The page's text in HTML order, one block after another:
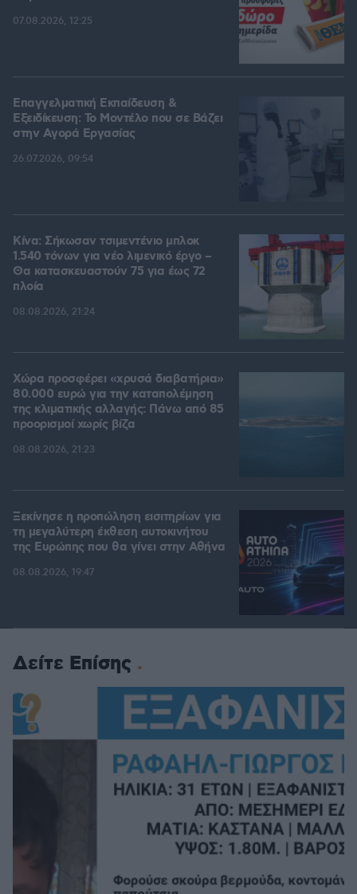
07.08.2026, 12:25
Επαγγελματική Εκπαίδευση &
Εξειδίκευση: Το Mοντέλο που σε Bάζει
στην Aγορά Eργασίας
26.07.2026, 09:54
Κίνα: Σήκωσαν τσιμεντένιο μπλοκ
1.540 τόνων για νέο λιμενικό έργο –
Θα κατασκευαστούν 75 για έως 72
πλοία
08.08.2026, 21:24
Χώρα προσφέρει «χρυσά διαβατήρια»
80.000 ευρώ για την καταπολέμηση
της κλιματικής αλλαγής: Πάνω από 85
προορισμοί χωρίς βίζα
08.08.2026, 21:23
Ξεκίνησε η προπώληση εισιτηρίων για
τη μεγαλύτερη έκθεση αυτοκινήτου
της Ευρώπης που θα γίνει στην Αθήνα
08.08.2026, 19:47
Δείτε Επίσης